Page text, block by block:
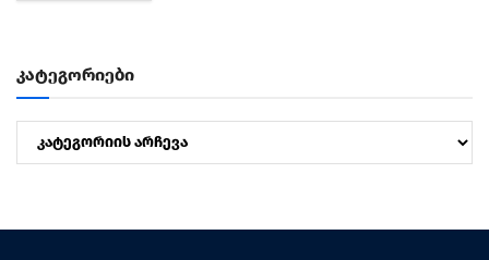
კატეგორიები
კატეგორიები